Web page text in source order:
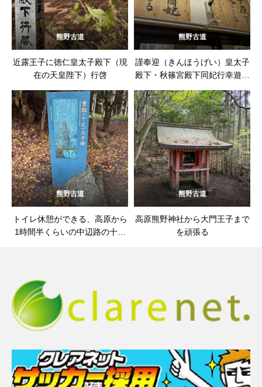
熊野古道
近露王子に徳仁皇太子殿下（現
在の天皇陛下）行啓
熊野古道
謹奉迎（きんほうげい）皇太子
殿下・秋篠宮殿下同妃行幸遊ば
熊野古道
トイレ休憩ができる、高原から
1時間半くらいの中辺路の十丈
熊野古道
高原熊野神社から大門王子まで
を頑張る